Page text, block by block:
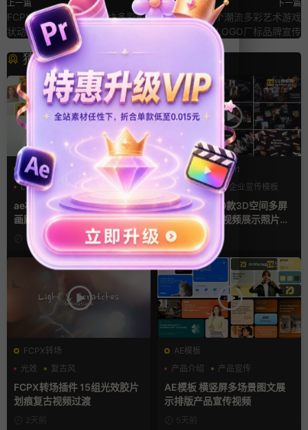
上一篇
FCPX图形转场 7个大色块多彩形
状动画转场finalcut视频过渡
下一篇
AE片头模板 9个潮流多彩艺术游戏
动漫LOGO厂标品牌宣传
猜你喜欢
AE模板
LOGO动画
三维 幻灯片
ae相册模板 多场景照片墙堆叠
画廊幻灯片宣传视频
1天前
PR基本图形mogrt
PR基本图形
企业宣传模板
幻灯片
Pr视频模板 10款3D空间多屏
切换开场相册视频展示照片墙
pr模板
2天前
FCPX转场
光效
复古风
支持Intel+M芯片
FCPX转场插件 15组光效胶片
划痕复古视频过渡
2天前
AE模板
产品介绍
产品宣传
产品展示
AE模板 横竖屏多场景图文展
示排版产品宣传视频
5天前